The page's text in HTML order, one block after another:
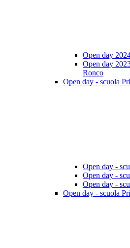
Open day
Open day
Ronco
Open day - scuola
Open day -
Open day -
Open day -
Open day - scuola